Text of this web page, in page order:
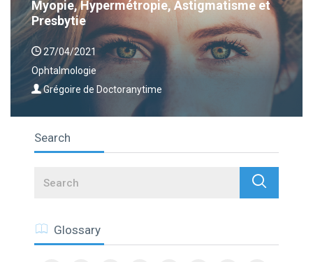
Myopie, Hypermétropie, Astigmatisme et
Presbytie
27/04/2021
Ophtalmologie
Grégoire de Doctoranytime
Search
Search
Glossary